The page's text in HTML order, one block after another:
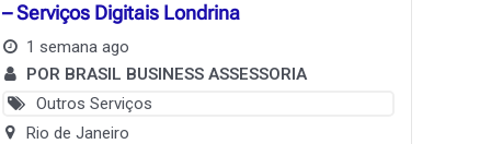
– Serviços Digitais Londrina
1 semana ago
POR BRASIL BUSINESS ASSESSORIA
Outros Serviços
Rio de Janeiro